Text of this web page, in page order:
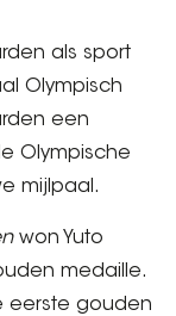
als sport
Olympisch
een
Olympische
mijlpaal.
won Yuto
medaille.
eerste gouden